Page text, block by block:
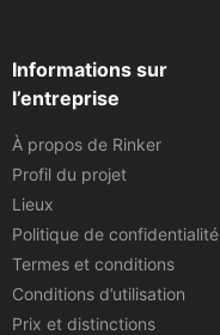
Informations sur
l’entreprise
À propos de Rinker
Profil du projet
Lieux
Politique de confidentialité
Termes et conditions
Conditions d’utilisation
Prix et distinctions